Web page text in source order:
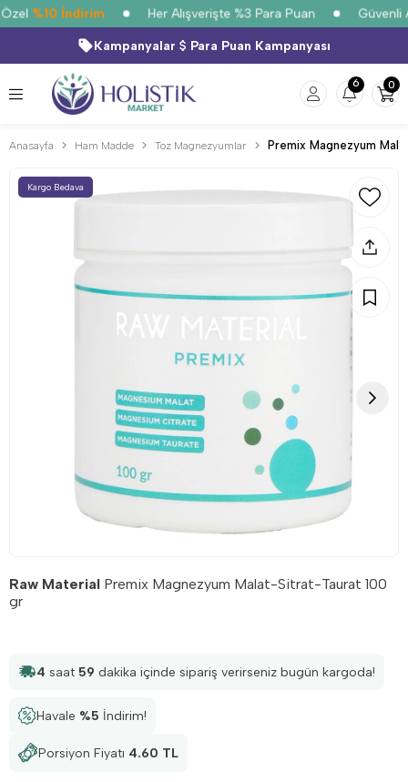
%10 İndirim Her Alışverişte %3 Para Puan Güvenli
Kampanyalar Para Puan Kampanyası
6 0
Anasayfa Ham Madde Toz Magnezyumlar Premix Magnezyum
Kargo Bedava
Raw Material Premix Magnezyum Malat-Sitrat-Taurat 100
gr
4 saat 59 dakika içinde sipariş verirseniz bugün kargoda!
Havale %5 İndirim!
Porsiyon Fiyatı 4.60 TL